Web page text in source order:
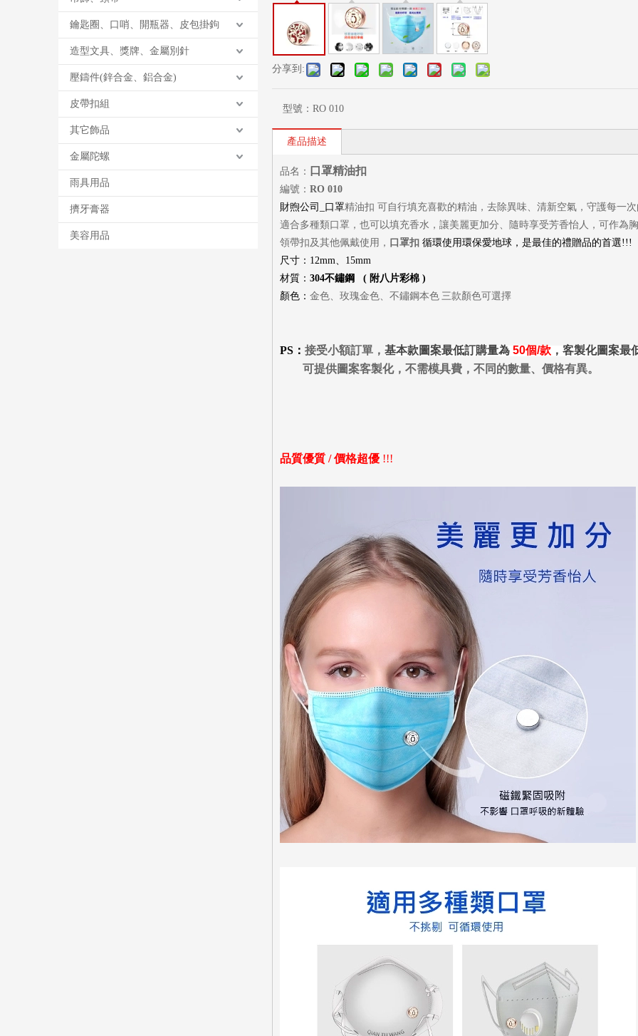
鑰匙圈、口哨、開瓶器、皮包掛鉤
造型文具、獎牌、金屬別針
壓鑄件(鋅合金、鋁合金)
皮帶扣組
其它飾品
金屬陀螺
雨具用品
擠牙膏器
美容用品
分享到:
型號： RO 010
產品描述
品名： 口罩精油扣
編號： RO 010
財煦公司
_口罩精油扣 可自行填充喜歡的精油，去除異味、清新空氣，守護每一
適合多種類口罩，也可以填充香水，讓美麗更加分、隨時享受芳香怡人，可作為
領帶扣及其他佩戴使用， 口罩扣 循環使用環保愛地球，是最佳的禮贈品的首選!!!
尺寸： 12mm、 15mm
材質： 304不鏽鋼 ( 附八片彩棉 )
顏色： 金色、玫瑰金色、不鏽鋼本色 三款顏色可選擇
PS ： 接受小額訂單， 基本款圖案最低訂購量為 50個/款 ， 客製化圖案
可提供圖案客製化，不需模具費，不同的數量、價格有異。
品質優質 /價格超優 !!!